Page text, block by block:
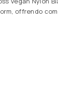
offrendo